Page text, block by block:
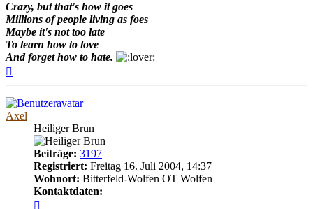
Crazy, but that's how it goes
Millions of people living as foes
Maybe it's not too late
To learn how to love
And forget how to hate.
Axel
Heiliger Brun
Beiträge: 3197
Registriert: Freitag 16. Juli 2004, 14:37
Wohnort: Bitterfeld-Wolfen OT Wolfen
Kontaktdaten: